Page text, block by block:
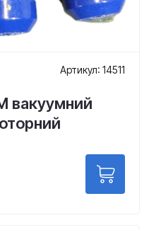
Артикул: 14511
вакуумний